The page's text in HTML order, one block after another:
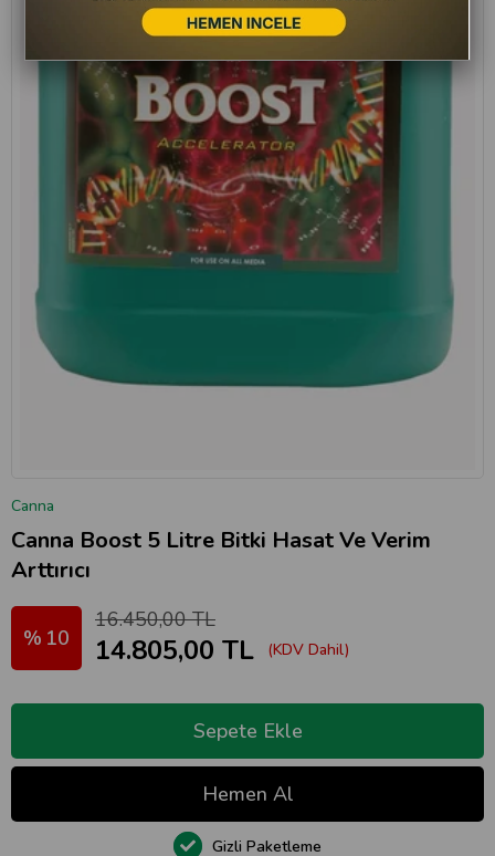
Canna
Canna Boost 5 Litre Bitki Hasat Ve Verim
Arttırıcı
10
16.450,00 TL
14.805,00 TL (KDV Dahil)
Gizli Paketleme